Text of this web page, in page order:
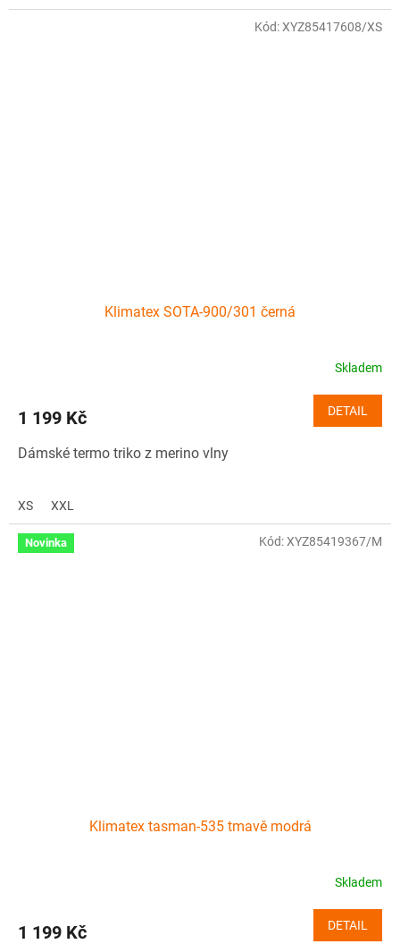
Klimatex SOTA-900/301 černá
Skladem
1 199 Kč DETAIL
Dámské termo triko z merino vlny
XS XXL
Kód:XYZ85417608/XS
Novinka
Klimatex tasman-535 tmavě modrá
Skladem
1 199 Kč DETAIL
Kód:XYZ85419367/M